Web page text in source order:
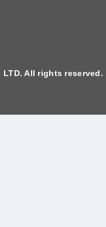
LTD. All rights reserved.